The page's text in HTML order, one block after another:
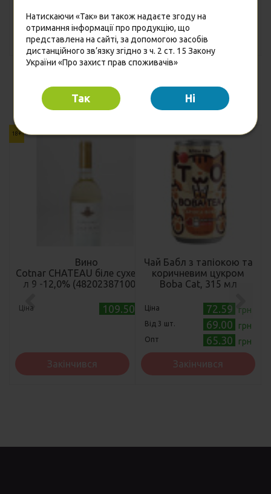
Натискаючи «Так» ви також надаєте згоду на
отримання інформації про продукцію, що
представлена на сайті, за допомогою засобів
дистанційного зв’язку згідно з ч. 2 ст. 15 Закону
України «Про захист прав споживачів»
Так Hi
15.80
Купити Купити
З цим купуляють
18+
Вино
Cotnar CHATEAU біле сухе 0,75
л 9 -12,0% (4820238710054)
Ціна 109.50 грн
Закінчився
Чай Бабл з тапіокою та
коричневим цукром
Boba Cat, 315 мл
Ціна 72.59 грн
Від 3 шт. 69.00 грн
Опт 65.30 грн
Закінчився